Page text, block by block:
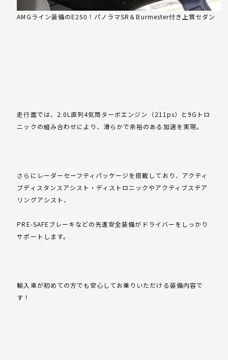
AMGライン装備のE250！パノラマSR＆Burmester付き上質セダン
走行面では、2.0L直列4気筒ターボエンジン（211ps）と9Gトロ
ニックの組み合わせにより、滑らかで余裕のある加速を実現。
さらにレーダーセーフティパッケージを搭載しており、アクティ
ブディスタンスアシスト・ディストロニックやアクティブステア
リングアシスト、
PRE-SAFEブレーキなどの先進安全装備がドライバーをしっかり
サポートします。
輸入車が初めての方でも安心してお乗りいただける装備内容で
す！